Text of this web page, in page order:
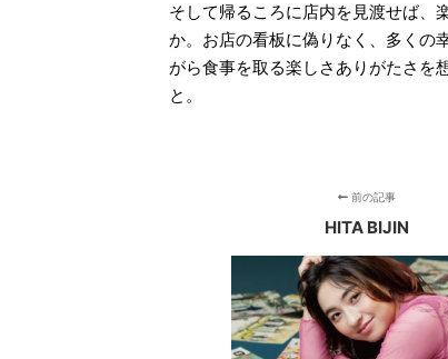
そして帰るころに店内を見渡せば、
か。お店の看板に偽りなく、多くの
がら食事を取る楽しさありがたさを
と。
前の記事
HITA BIJIN